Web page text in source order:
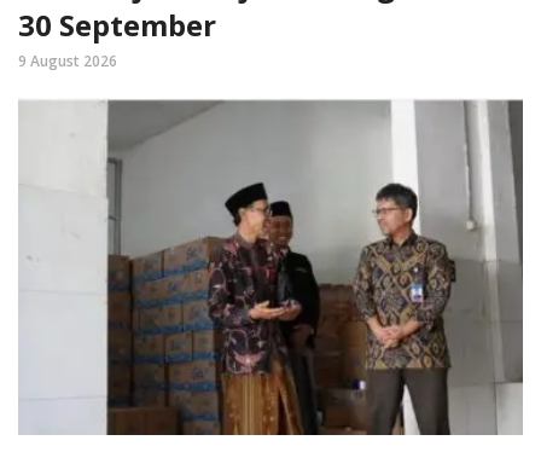
30 September
9 August 2026